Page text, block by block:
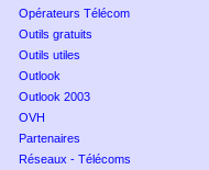
Opérateurs Télécom
Outils gratuits
Outils utiles
Outlook
Outlook 2003
OVH
Partenaires
Réseaux - Télécoms